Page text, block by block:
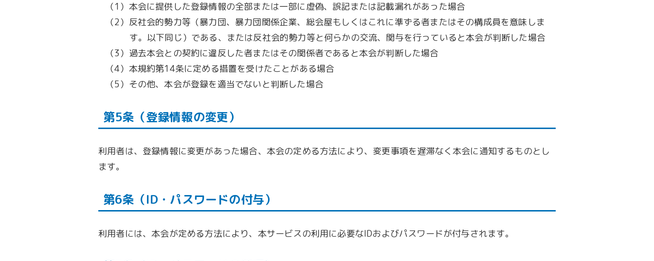
（1）本会に提供した登録情報の全部または一部に虚偽、誤記または記載漏れがあった場合
（2）反社会的勢力等（暴力団、暴力団関係企業、総会屋もしくはこれに準ずる者またはその構成員を意味しま
す。以下同じ）である、または反社会的勢力等と何らかの交流、関与を行っていると本会が判断した場合
（3）過去本会との契約に違反した者またはその関係者であると本会が判断した場合
（4）本規約第14条に定める措置を受けたことがある場合
（5）その他、本会が登録を適当でないと判断した場合
第5条（登録情報の変更）
利用者は、登録情報に変更があった場合、本会の定める方法により、変更事項を遅滞なく本会に通知するものとし
ます。
第6条（ID・パスワードの付与）
利用者には、本会が定める方法により、本サービスの利用に必要なIDおよびパスワードが付与されます。